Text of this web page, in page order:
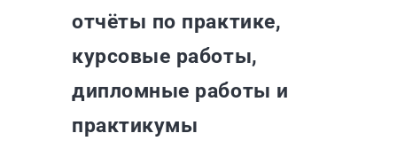
отчёты по практике,
курсовые работы,
дипломные работы и
практикумы